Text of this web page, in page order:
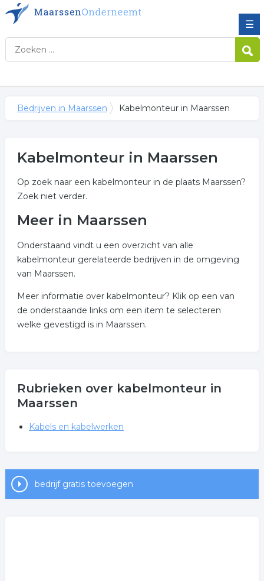
☰
Bedrijven in Maarssen Kabelmonteur in Maarssen
Kabelmonteur in Maarssen
Op zoek naar een kabelmonteur in de plaats Maarssen?
Zoek niet verder.
Meer in Maarssen
Onderstaand vindt u een overzicht van alle
kabelmonteur gerelateerde bedrijven in de omgeving
van Maarssen.
Meer informatie over kabelmonteur? Klik op een van
de onderstaande links om een item te selecteren
welke gevestigd is in Maarssen.
Rubrieken over kabelmonteur in
Maarssen
Kabels en kabelwerken
bedrijf gratis toevoegen